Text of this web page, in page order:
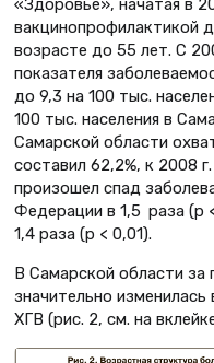
«Здоровье», начатая в
вакцинопрофилактикой
возрасте до 55 лет. С
показателя
до 9,3 на 100 тыс.
100 тыс. населения в
Самарской области
составил 62,2%, к 2008
про­изошел спад
Федерации в 1,5 раза (p
1,4 раза (p < 0,01).
В Самарской области за
значительно
ХГВ (рис. 2, см. на